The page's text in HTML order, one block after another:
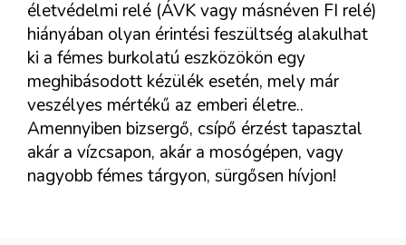
életvédelmi relé (ÁVK vagy másnéven FI relé)
hiányában olyan érintési feszültség alakulhat
ki a fémes burkolatú eszközökön egy
meghibásodott kézülék esetén, mely már
veszélyes mértékű az emberi életre..
Amennyiben bizsergő, csípő érzést tapasztal
akár a vízcsapon, akár a mosógépen, vagy
nagyobb fémes tárgyon, sürgősen hívjon!